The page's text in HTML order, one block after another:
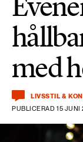
med
LIVSSTIL &
PUBLICERAD 15